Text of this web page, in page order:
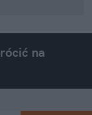
na